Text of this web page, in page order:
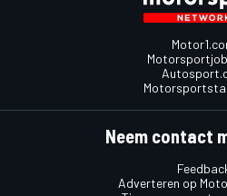
Neem contact
Adverteren op